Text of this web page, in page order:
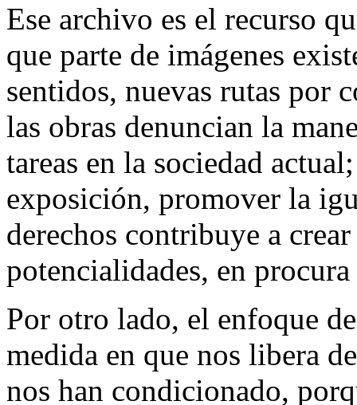
Ese archivo es el recurso
que parte de imágenes
sentidos, nuevas rutas por
las obras denuncian la
tareas en la sociedad
exposición, promover la
derechos contribuye a
potencialidades, en
Por otro lado, el enfoque
medida en que nos libera
nos han condicionado,